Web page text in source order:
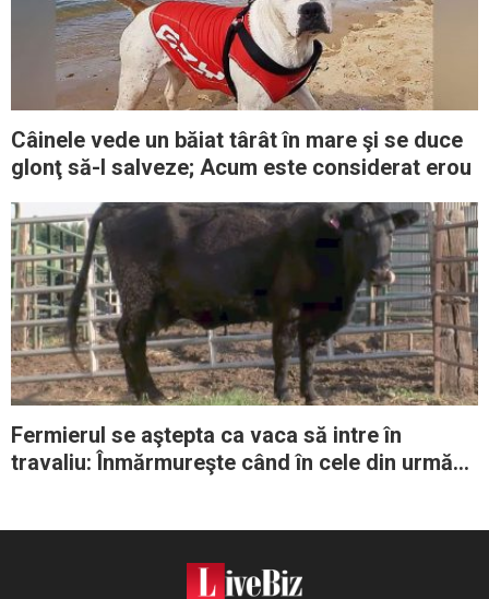
Câinele vede un băiat târât în ​​mare şi se duce
glonţ să-l salveze; Acum este considerat erou
Fermierul se aştepta ca vaca să intre în
travaliu: Înmărmureşte când în cele din urmă